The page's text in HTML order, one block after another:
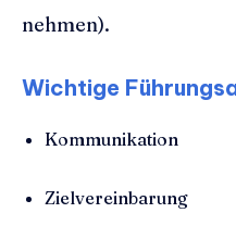
nehmen).
Wichtige
Kommunikation
Zielvereinbarung